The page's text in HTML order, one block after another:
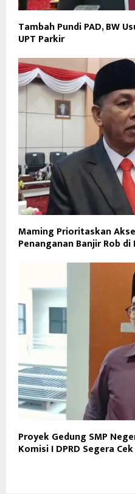
Tambah Pundi PAD, BW
UPT Parkir
Maming Prioritaskan
Penanganan Banjir Rob
Proyek Gedung SMP
Komisi I DPRD Segera